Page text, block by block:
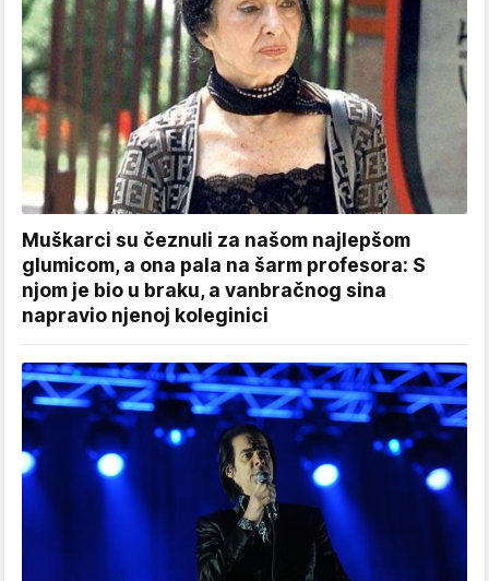
Muškarci su čeznuli za našom najlepšom
glumicom, a ona pala na šarm profesora: S
njom je bio u braku, a vanbračnog sina
napravio njenoj koleginici